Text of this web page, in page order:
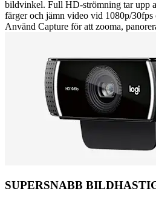
bildvinkel. Full HD-strömning tar upp
färger och jämn video vid 1080p/
Använd Capture för att zooma,
SUPERSNABB